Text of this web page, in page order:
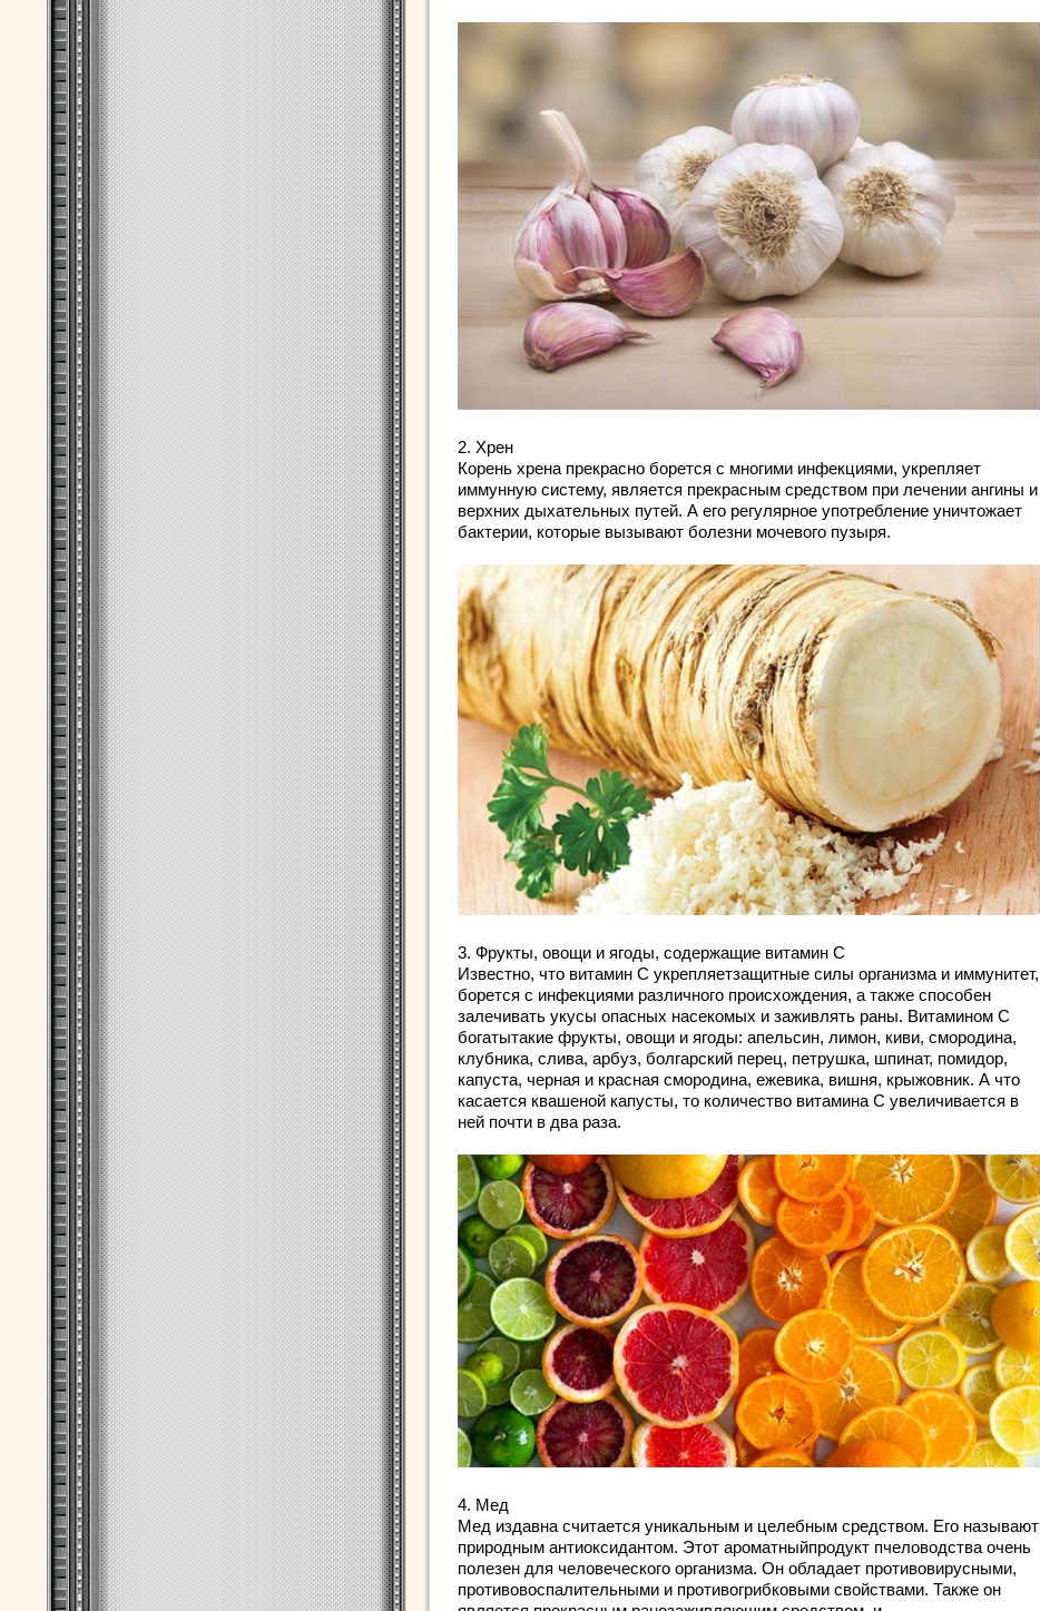
2. Хрен
Корень хрена прекрасно борется с многими инфекциями, укрепляет
иммунную систему, является прекрасным средством при лечении ангины и
верхних дыхательных путей. А его регулярное употребление уничтожает
бактерии, которые вызывают болезни мочевого пузыря.
3. Фрукты, овощи и ягоды, содержащие витамин C
Известно, что витамин C укрепляетзащитные силы организма и иммунитет,
борется с инфекциями различного происхождения, а также способен
залечивать укусы опасных насекомых и заживлять раны. Витамином C
богатытакие фрукты, овощи и ягоды: апельсин, лимон, киви, смородина,
клубника, слива, арбуз, болгарский перец, петрушка, шпинат, помидор,
капуста, черная и красная смородина, ежевика, вишня, крыжовник. А что
касается квашеной капусты, то количество витамина C увеличивается в
ней почти в два раза.
4. Мед
Мед издавна считается уникальным и целебным средством. Его называют
природным антиоксидантом. Этот ароматныйпродукт пчеловодства очень
полезен для человеческого организма. Он обладает противовирусными,
противовоспалительными и противогрибковыми свойствами. Также он